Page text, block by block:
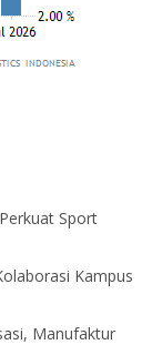
Sport
Kampus
Manufaktur